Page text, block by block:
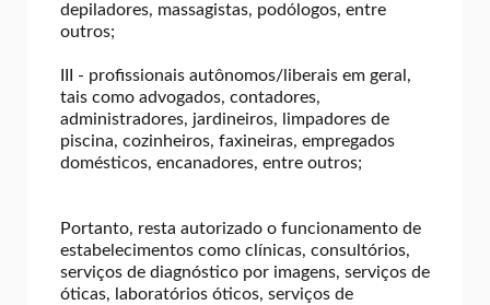
depiladores, massagistas, podólogos, entre
outros;
III - profissionais autônomos/liberais em geral,
tais como advogados, contadores,
administradores, jardineiros, limpadores de
piscina, cozinheiros, faxineiras, empregados
domésticos, encanadores, entre outros;
Portanto, resta autorizado o funcionamento de
estabelecimentos como clínicas, consultórios,
serviços de diagnóstico por imagens, serviços de
óticas, laboratórios óticos, serviços de